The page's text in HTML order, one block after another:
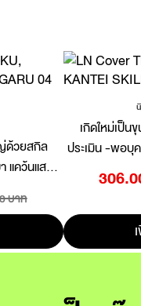
ด้วยสกิล
แคว้นแสนง
นสุดแกร่ง-
บาท
เกิดใหม่เป็
ประเมิน -พอบุ
อกง่อยที่รับสืบ